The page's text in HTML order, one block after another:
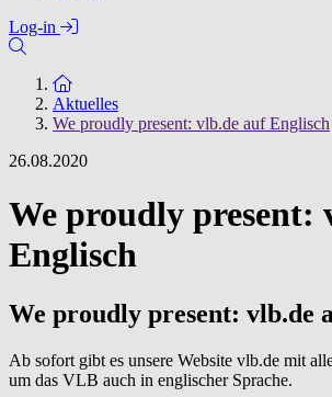
Log-in
Zur Startseite
Aktuelles
We proudly present: vlb.de auf Englisch
26.08.2020
We proudly present:
Englisch
We proudly present: vlb.de
Ab sofort gibt es unsere Website vlb.de mit
um das VLB auch in englischer Sprache.